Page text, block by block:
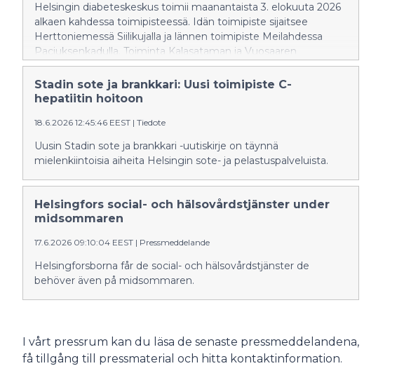
Helsingin diabeteskeskus toimii maanantaista 3. elokuuta 2026
alkaen kahdessa toimipisteessä. Idän toimipiste sijaitsee
Herttoniemessä Siilikujalla ja lännen toimipiste Meilahdessa
Paciuksenkadulla. Toiminta Kalasataman ja Vuosaaren
toimipisteissä on päättynyt.
Stadin sote ja brankkari: Uusi toimipiste C-
hepatiitin hoitoon
18.6.2026 12:45:46 EEST | Tiedote
Uusin Stadin sote ja brankkari -uutiskirje on täynnä
mielenkiintoisia aiheita Helsingin sote- ja pelastuspalveluista.
Helsingfors social- och hälsovårdstjänster under
midsommaren
17.6.2026 09:10:04 EEST | Pressmeddelande
Helsingforsborna får de social- och hälsovårdstjänster de
behöver även på midsommaren.
I vårt pressrum kan du läsa de senaste pressmeddelandena,
få tillgång till pressmaterial och hitta kontaktinformation.